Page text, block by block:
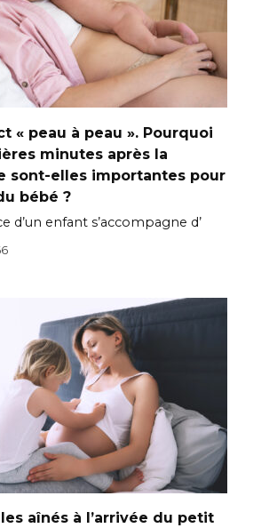
« peau à peau ». Pourquoi
minutes après la
sont-elles importantes pour
bébé ?
d’un enfant s’accompagne d’
aînés à l’arrivée du petit